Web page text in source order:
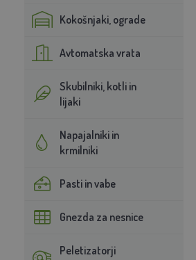
Kokošnjaki, ograde
Avtomatska vrata
Skubilniki, kotli in
lijaki
Napajalniki in
krmilniki
Pasti in vabe
Gnezda za nesnice
Peletizatorji